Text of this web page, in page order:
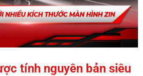
tính nguyên bản siêu